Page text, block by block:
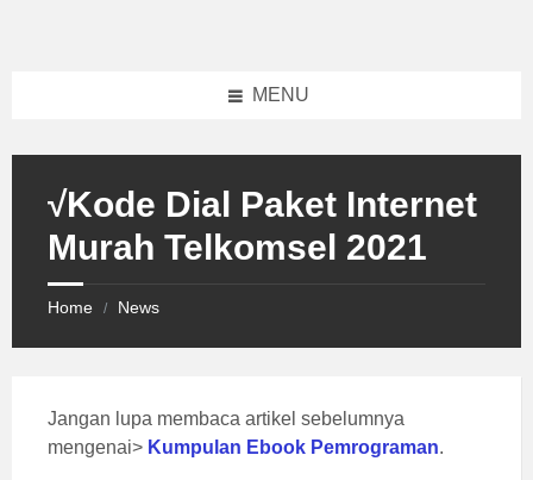
MENU
√Kode Dial Paket Internet
Murah Telkomsel 2021
Home / News
Jangan lupa membaca artikel sebelumnya
mengenai> Kumpulan Ebook Pemrograman.